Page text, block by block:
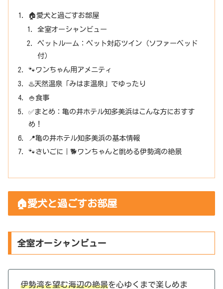
🏠愛犬と過ごすお部屋
全室オーシャンビュー
ペットルーム：ペット対応ツイン（ソファーベッド
付）
🐾ワンちゃん用アメニティ
♨️天然温泉「みはま温泉」でゆったり
🍚食事
✅まとめ：亀の井ホテル知多美浜はこんな方におすす
め！
📍亀の井ホテル知多美浜の基本情報
🐾さいごに｜🐕ワンちゃんと眺める伊勢湾の絶景
🏠愛犬と過ごすお部屋
全室オーシャンビュー
伊勢湾を望む海辺の絶景を心ゆくまで楽しめま